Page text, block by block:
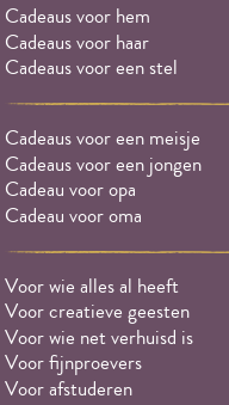
Cadeaus voor hem
Cadeaus voor haar
Cadeaus voor een stel
Cadeaus voor een meisje
Cadeaus voor een jongen
Cadeau voor opa
Cadeau voor oma
Voor wie alles al heeft
Voor creatieve geesten
Voor wie net verhuisd is
Voor fijnproevers
Voor afstuderen